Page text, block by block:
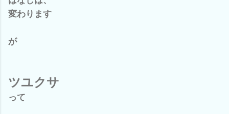
変わります
が
ツユクサ
って